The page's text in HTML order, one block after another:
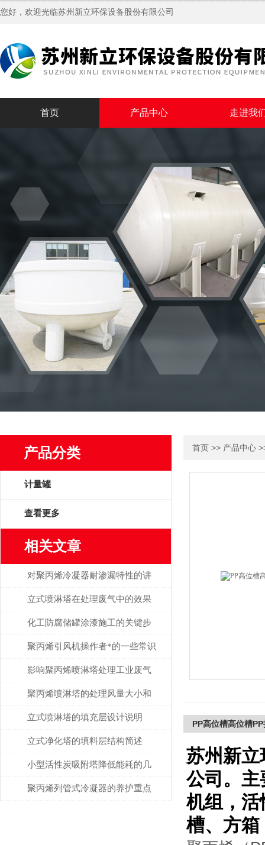
您好，欢迎光临苏州新立环保设备股份有限公司
首页 产品中心 走进我
产品分类
计量罐
查看更多
相关文章
对聚丙烯冷凝器耐渗漏特性的讲
解
立式喷淋塔在处理废气中的效果
探讨
化工防腐储罐涂漆施工的关键步
骤
聚丙烯引风机操作者*的一些常识
分享
影响聚丙烯喷淋塔处理工业废气
效率的因素解析
聚丙烯喷淋塔的处理风量大小和
什么有关？
立式喷淋塔的填充层设计说明
立式净化塔的填料层结构简述
小型活性炭吸附塔降低能耗的几
大方法解析
聚丙烯列管式冷凝器的养护重点
首页 >> 产品中心
PP高位槽高位槽
苏州新
公司。
机组， 活
槽、方箱